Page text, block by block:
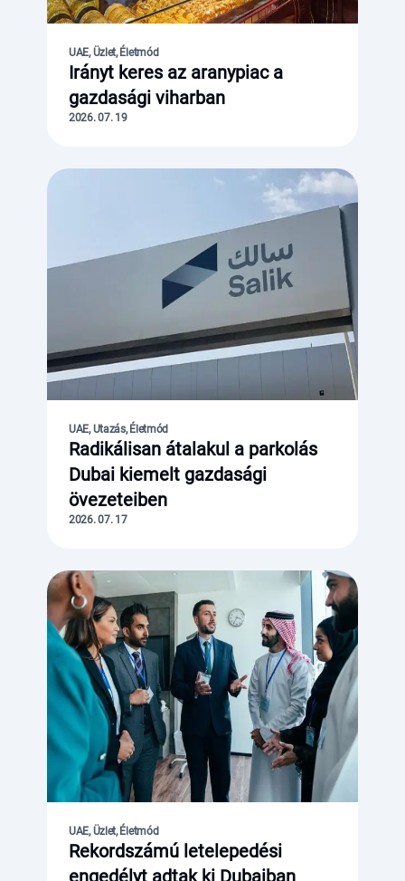
UAE, Üzlet, Életmód
Irányt keres az aranypiac a
gazdasági viharban
2026. 07. 19
UAE, Utazás, Életmód
Radikálisan átalakul a parkolás
Dubai kiemelt gazdasági
övezeteiben
2026. 07. 17
UAE, Üzlet, Életmód
Rekordszámú letelepedési
engedélyt adtak ki Dubaiban